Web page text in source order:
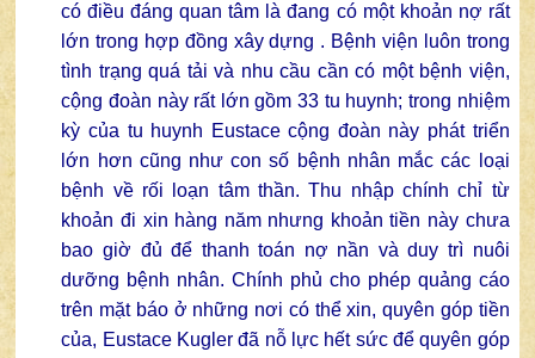
có điều đáng quan tâm là đang có một khoản nợ rất
lớn trong hợp đồng xây dựng . Bệnh viện luôn trong
tình trạng quá tải và nhu cầu cần có một bệnh viện,
cộng đoàn này rất lớn gồm 33 tu huynh; trong nhiệm
kỳ của tu huynh Eustace cộng đoàn này phát triển
lớn hơn cũng như con số bệnh nhân mắc các loại
bệnh về rối loạn tâm thần. Thu nhập chính chỉ từ
khoản đi xin hàng năm nhưng khoản tiền này chưa
bao giờ đủ để thanh toán nợ nần và duy trì nuôi
dưỡng bệnh nhân. Chính phủ cho phép quảng cáo
trên mặt báo ở những nơi có thể xin, quyên góp tiền
của, Eustace Kugler đã nỗ lực hết sức để quyên góp